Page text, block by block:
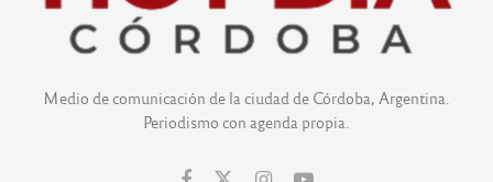
Medio de comunicación de la ciudad de Córdoba, Argentina.
Periodismo con agenda propia.